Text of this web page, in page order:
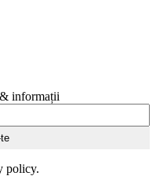
informații
policy.